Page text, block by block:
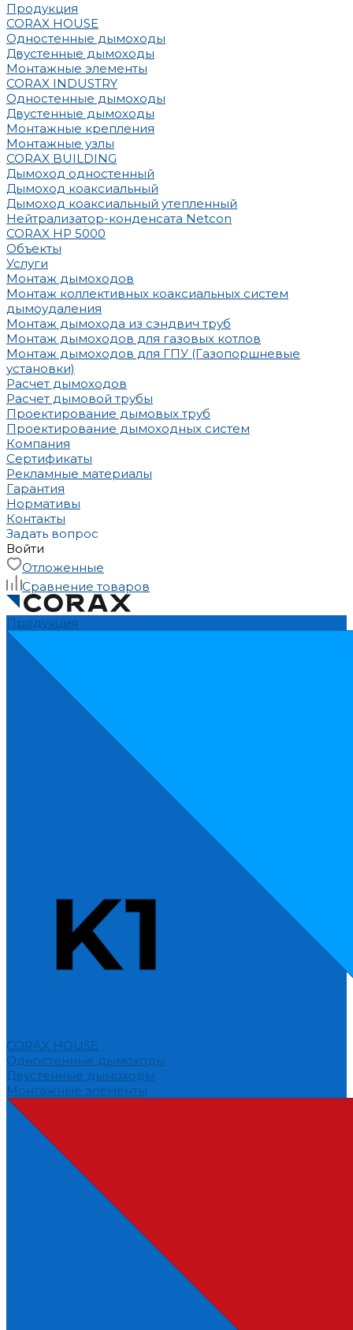
Продукция
CORAX HOUSE
Одностенные дымоходы
Двустенные дымоходы
Монтажные элементы
CORAX INDUSTRY
Одностенные дымоходы
Двустенные дымоходы
Монтажные крепления
Монтажные узлы
CORAX BUILDING
Дымоход одностенный
Дымоход коаксиальный
Дымоход коаксиальный утепленный
Нейтрализатор-конденсата Netcon
CORAX HP 5000
Объекты
Услуги
Монтаж дымоходов
Монтаж коллективных коаксиальных систем
дымоудаления
Монтаж дымохода из сэндвич труб
Монтаж дымоходов для газовых котлов
Монтаж дымоходов для ГПУ (Газопоршневые
установки)
Расчет дымоходов
Расчет дымовой трубы
Проектирование дымовых труб
Проектирование дымоходных систем
Компания
Сертификаты
Рекламные материалы
Гарантия
Нормативы
Контакты
Задать вопрос
Войти
Отложенные
Сравнение товаров
Продукция
CORAX HOUSE
Одностенные дымоходы
Двустенные дымоходы
Монтажные элементы